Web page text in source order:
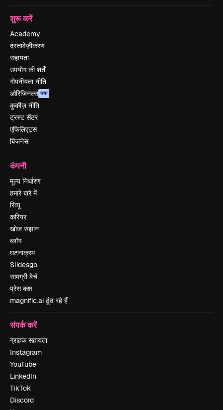
शुरू करें
Academy
दस्तावेज़ीकरण
सहायता
उपयोग की शर्तें
गोपनीयता नीति
ओरिजिनल्स नया
कुकीज़ नीति
ट्रस्ट सेंटर
एफिलिएट्स
बिज़नेस
कंपनी
मूल्य निर्धारण
हमारे बारे में
रिव्यू
करियर
खोज रुझान
ब्लॉग
घटनाक्रम
Slidesgo
सामग्री बेचें
प्रेस कक्ष
magnific.ai ढूंढ रहे हैं
संपर्क करें
ग्राहक सहायता
Instagram
YouTube
LinkedIn
TikTok
Discord